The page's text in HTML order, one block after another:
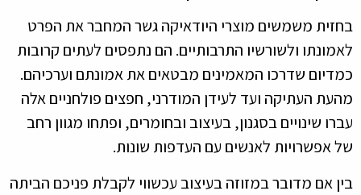
בחזית משמשים מוצרי היודאיקה גשר המחבר את הפרט
לאמונתו ולשורשיו התרבותיים. הם נתפסים לעתים קרובות
כמדיום שדרכו המאמינים מבטאים את אמונתם וערכיהם.
מהעת העתיקה ועד לעידן המודרני, חפצים פולחניים אלה
עברו שינויים בסגנון, בעיצוב ובחומרים, ופתחו מגוון רחב
של אפשרויות לאנשים עם העדפות שונות.
בין אם מדובר במזוזה בעיצוב עכשווי לקבלת פניכם הביתה